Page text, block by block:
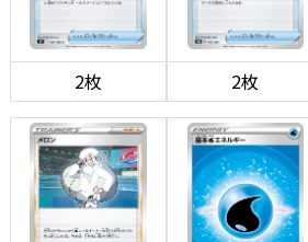
2枚 2枚